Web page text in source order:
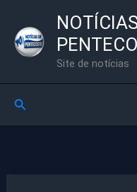
para
Site de notícias
Pesquisar